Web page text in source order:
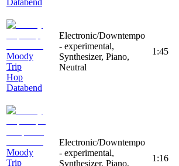
Moody
Trip
Hop
Databend
Electronic/Downtempo
- experimental,
Synthesizer, Piano,
Neutral
1:45
Moody
Trip
Electronic/Downtempo
- experimental,
Synthesizer, Piano,
1:16